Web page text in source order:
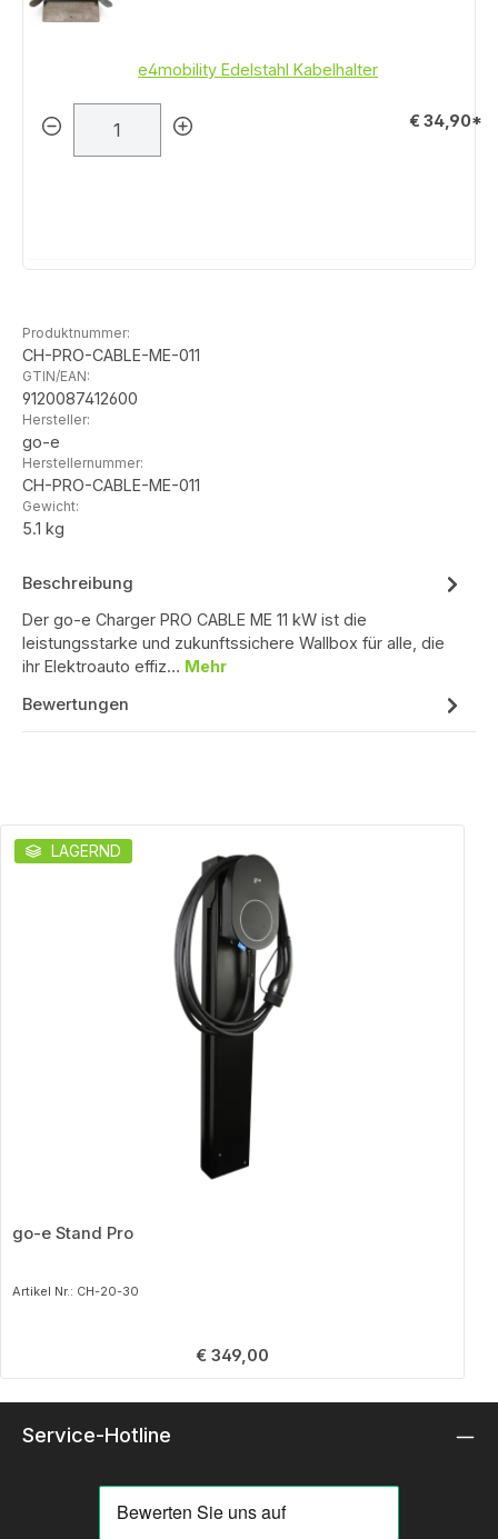
e4mobility Edelstahl Kabelhalter
€ 34,90*
Produktnummer:
CH-PRO-CABLE-ME-011
GTIN/EAN:
9120087412600
Hersteller:
go-e
Herstellernummer:
CH-PRO-CABLE-ME-011
Gewicht:
5.1 kg
Beschreibung
Der go-e Charger PRO CABLE ME 11 kW ist die
leistungsstarke und zukunftssichere Wallbox für alle, die
ihr Elektroauto effiz… Mehr
Bewertungen
Produktgalerie überspringen
LAGERND
go-e Stand Pro
Artikel Nr.: CH-20-30
Regulärer Preis:
€ 349,00
Service-Hotline